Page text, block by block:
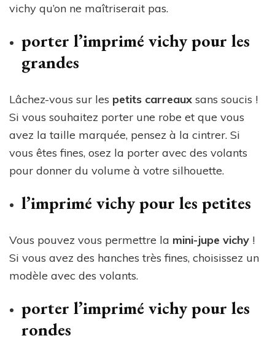
vichy qu’on ne maîtriserait pas.
porter l’imprimé vichy pour les
grandes
Lâchez-vous sur les petits carreaux sans soucis !
Si vous souhaitez porter une robe et que vous
avez la taille marquée, pensez à la cintrer. Si
vous êtes fines, osez la porter avec des volants
pour donner du volume à votre silhouette.
l’imprimé vichy pour les petites
Vous pouvez vous permettre la mini-jupe vichy !
Si vous avez des hanches très fines, choisissez un
modèle avec des volants.
porter l’imprimé vichy pour les
rondes